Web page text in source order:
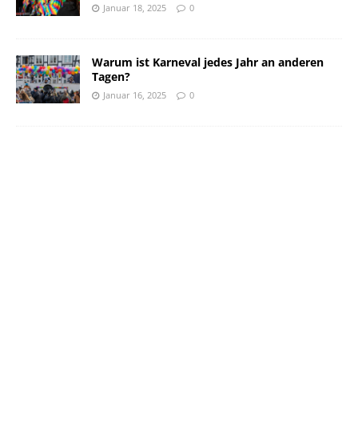
Januar 18, 2025 0
Warum ist Karneval jedes Jahr an anderen
Tagen?
Januar 16, 2025 0